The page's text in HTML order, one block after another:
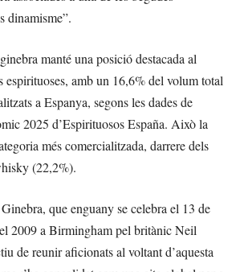
dinamisme”.
manté una posició destacada al
espirituoses, amb un 16,6% del volum total
a Espanya, segons les dades de
2025 d’Espirituosos España. Això la
més comercialitzada, darrere dels
(22,2%).
que enguany se celebra el 13 de
2009 a Birmingham pel britànic Neil
de reunir aficionats al voltant d’aquesta